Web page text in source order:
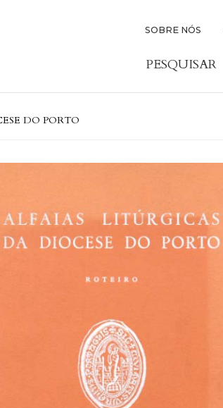
SOBRE NÓS
PESQUISAR
DO PORTO